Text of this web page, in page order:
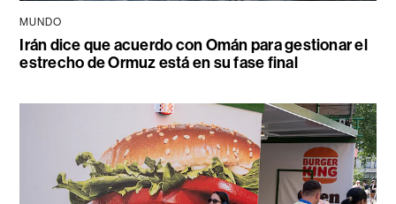
MUNDO
Irán dice que acuerdo con Omán para gestionar el
estrecho de Ormuz está en su fase final